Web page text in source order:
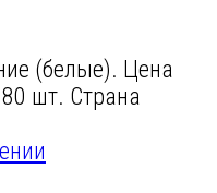
(белые). Цена
шт. Страна